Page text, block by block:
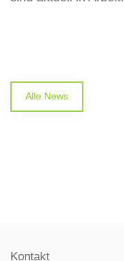
Alle News
Kontakt